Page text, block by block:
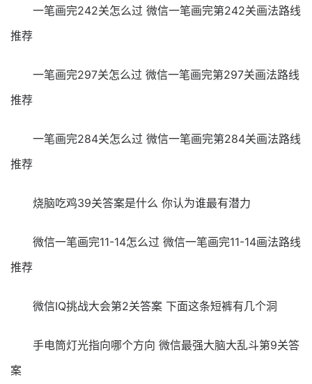
一笔画完242关怎么过 微信一笔画完第242关画法路线
推荐
一笔画完297关怎么过 微信一笔画完第297关画法路线
推荐
一笔画完284关怎么过 微信一笔画完第284关画法路线
推荐
烧脑吃鸡39关答案是什么 你认为谁最有潜力
微信一笔画完11-14怎么过 微信一笔画完11-14画法路线
推荐
微信IQ挑战大会第2关答案 下面这条短裤有几个洞
手电筒灯光指向哪个方向 微信最强大脑大乱斗第9关答
案